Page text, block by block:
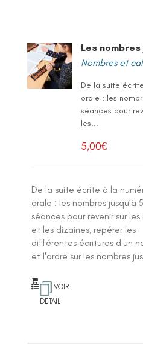
Les nombres
Nombres et
De la suite
orale : les
séances pour
les...
5,00€
De la suite écrite à la
orale : les nombres jusqu’à
séances pour revenir sur les
et les dizaines, repérer les
différentes écritures d'un
et l'ordre sur les nombres
VOIR
DETAIL